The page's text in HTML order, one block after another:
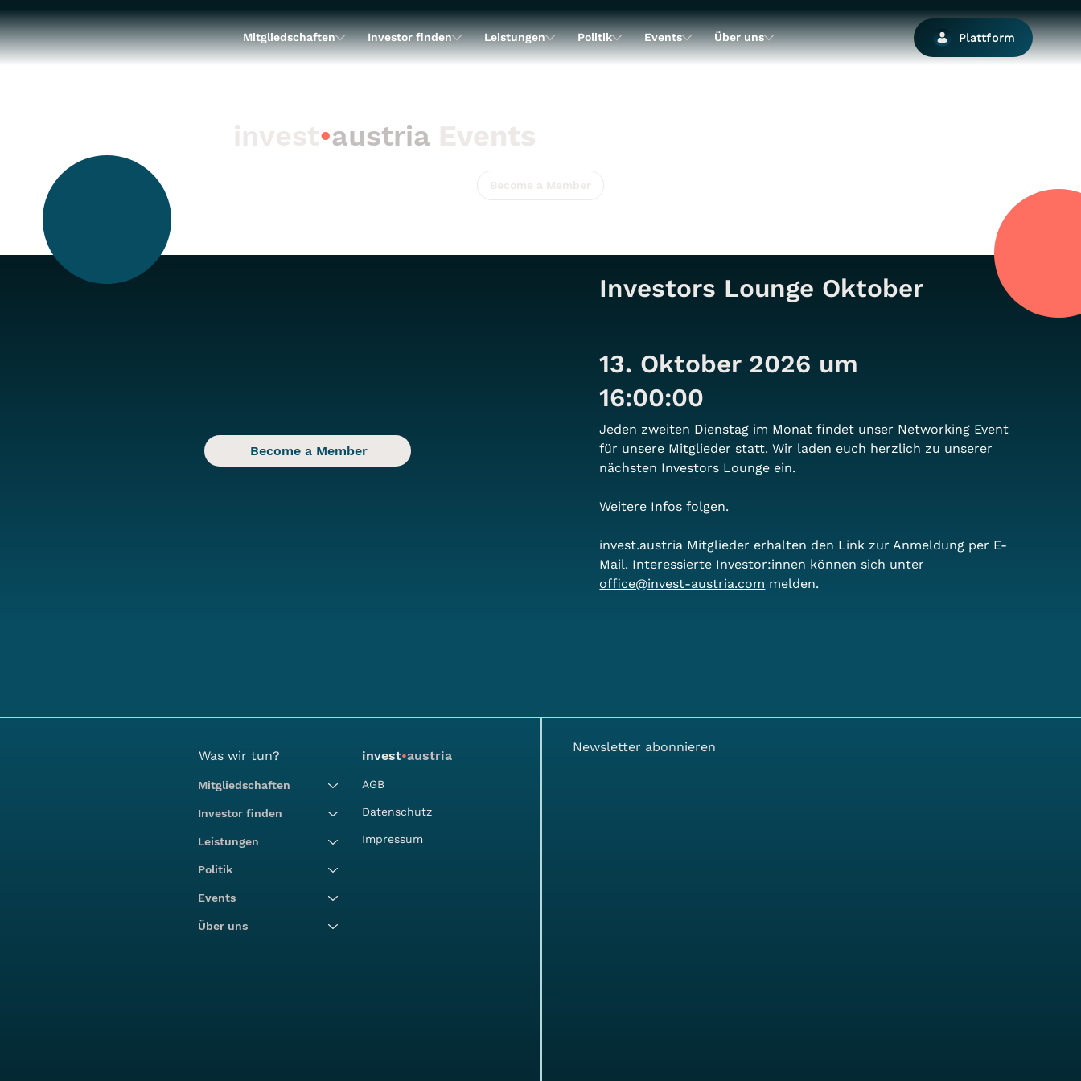
Plattform
Mitgliedschaften Investor finden Leistungen Politik Events Über uns
Become a Member
Investors Lounge Oktober
13. Oktober 2026 um
16:00:00
Jeden zweiten Dienstag im Monat findet unser Networking Event
für unsere Mitglieder statt. Wir laden euch herzlich zu unserer
nächsten Investors Lounge ein.
Weitere Infos folgen.
invest.austria Mitglieder erhalten den Link zur Anmeldung per E-
Mail. Interessierte Investor:innen können sich unter
office@invest-austria.com melden.
invest•austria Events
Become a Member
Was wir tun?
Mitgliedschaften
Investor finden
Leistungen
Politik
Events
Über uns
invest•austria
AGB
Datenschutz
Impressum
Newsletter abonnieren